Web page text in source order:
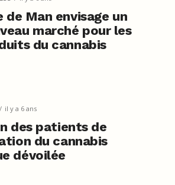
de Man envisage un
marché pour les
du cannabis
il y a 6 ans
des patients de
du cannabis
dévoilée